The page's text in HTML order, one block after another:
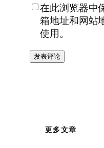
在此浏览器中
箱地址和网站
使用。
更多文章